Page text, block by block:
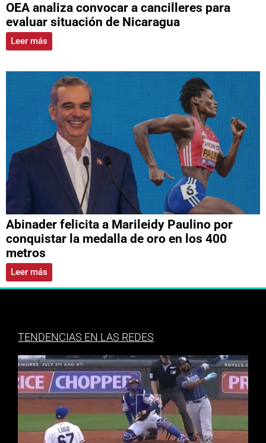
OEA analiza convocar a cancilleres para
evaluar situación de Nicaragua
Leer más
Abinader felicita a Marileidy Paulino por
conquistar la medalla de oro en los 400
metros
Leer más
TENDENCIAS EN LAS REDES